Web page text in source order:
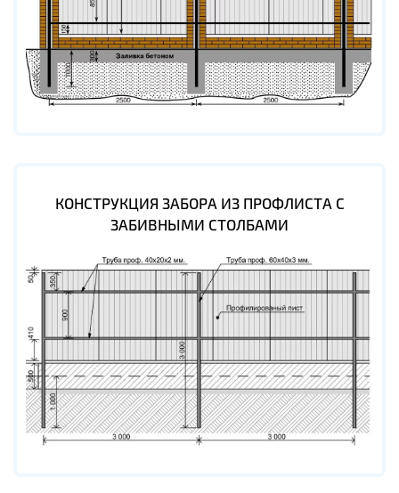
КОНСТРУКЦИЯ ЗАБОРА ИЗ ПРОФЛИСТА С
ЗАБИВНЫМИ СТОЛБАМИ